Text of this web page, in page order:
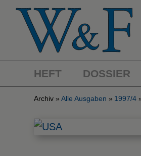
HEFT DOSSIER
Archiv Alle Ausgaben 1997/4